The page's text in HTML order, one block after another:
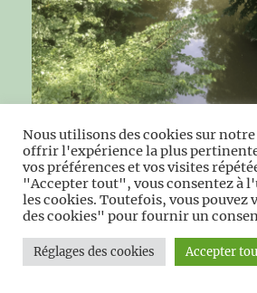
L’Helpe Majeure à Taisnières-
Recherche
pour :
Nous utilisons des cookies sur
offrir l'expérience la plus
vos préférences et vos visites
"Accepter tout", vous consentez à
les cookies. Toutefois, vous
des cookies" pour fournir un
Réglages des cookies Accepter